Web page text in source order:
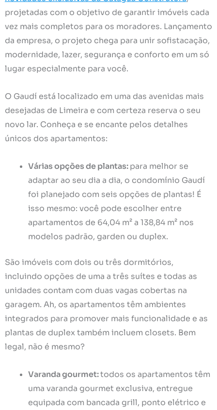
projetadas com o objetivo de garantir imóveis cada
vez mais completos para os moradores. Lançamento
da empresa, o projeto chega para unir sofistacação,
modernidade, lazer, segurança e conforto em um só
lugar especialmente para você.
O Gaudí está localizado em uma das avenidas mais
desejadas de Limeira e com certeza reserva o seu
novo lar. Conheça e se encante pelos detalhes
únicos dos apartamentos:
Várias opções de plantas:para melhor se
adaptar ao seu dia a dia, o condomínio Gaudí
foi planejado com seis opções de plantas! É
isso mesmo: você pode escolher entre
apartamentos de 64,04 m² a 138,84 m² nos
modelos padrão, garden ou duplex.
São imóveis com dois ou três dormitórios,
incluindo opções de uma a três suítes e todas as
unidades contam com duas vagas cobertas na
garagem. Ah, os apartamentos têm ambientes
integrados para promover mais funcionalidade e as
plantas de duplex também incluem closets. Bem
legal, não é mesmo?
Varanda gourmet:todos os apartamentos têm
uma varanda gourmet exclusiva, entregue
equipada com bancada grill, ponto elétrico e